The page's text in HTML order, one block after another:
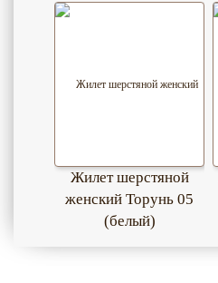
Жилет шерстяной
женский Торунь 05
(белый)